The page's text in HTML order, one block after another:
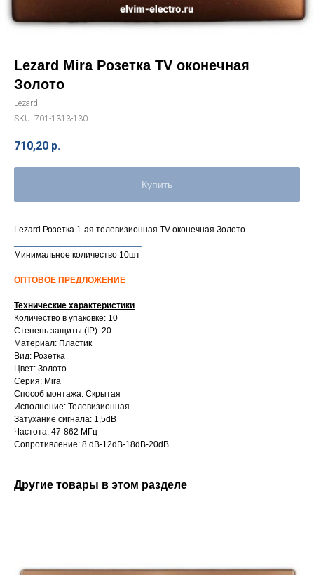
Lezard Mira Розетка TV оконечная
Золото
Lezard
SKU: 701-1313-130
710,20 р.
Купить
Lezard Розетка 1-ая телевизионная TV оконечная Золото
Минимальное количество 10шт
ОПТОВОЕ ПРЕДЛОЖЕНИЕ
Технические характеристики
Количество в упаковке: 10
Степень защиты (IP): 20
Материал: Пластик
Вид: Розетка
Цвет: Золото
Серия: Mira
Способ монтажа: Скрытая
Исполнение: Телевизионная
Затухание сигнала: 1,5dB
Частота: 47-862 МГц
Сопротивление: 8 dB-12dB-18dB-20dB
Другие товары в этом разделе